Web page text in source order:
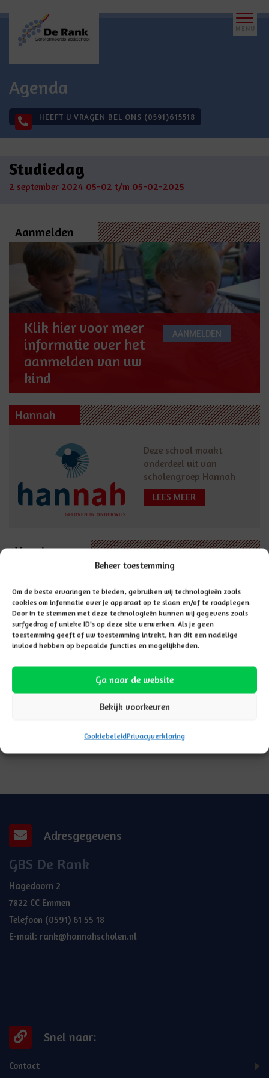
Beheer toestemming
Om de beste ervaringen te bieden, gebruiken wij technologieën zoals
cookies om informatie over je apparaat op te slaan en/of te raadplegen.
Door in te stemmen met deze technologieën kunnen wij gegevens zoals
surfgedrag of unieke ID's op deze site verwerken. Als je geen
toestemming geeft of uw toestemming intrekt, kan dit een nadelige
invloed hebben op bepaalde functies en mogelijkheden.
Ga naar de website
Bekijk voorkeuren
CookiebeleidPrivacyverklaring
Agenda
HEEFT U VRAGEN BEL ONS (0591)615518
Studiedag
2 september 2024 05-02 t/m 05-02-2025
Aanmelden
Klik hier voor meer
informatie over het
aanmelden van uw
kind
AANMELDEN
Hannah
Deze school maakt
onderdeel uit van
scholengroep Hannah
LEES MEER
Vacatures
Adresgegevens
GBS De Rank
Hagedoorn 2
7822 CC Emmen
Telefoon (0591) 61 55 18
E-mail: rank@hannahscholen.nl
Snel naar:
Contact